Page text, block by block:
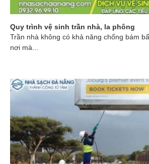
Quy trình vệ sinh trần nhà, la phông
Trần nhà không có khả năng chống bám
nơi mà...